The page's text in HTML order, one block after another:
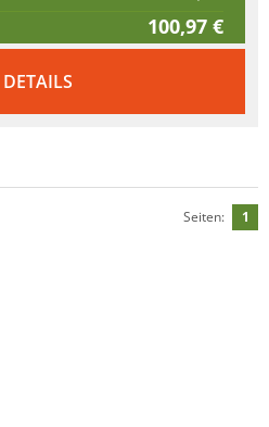
100,97 €
DETAILS
Seiten: 1